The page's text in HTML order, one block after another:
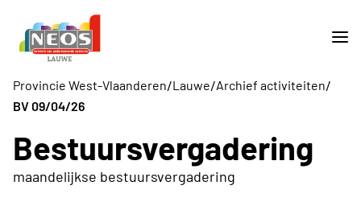
Provincie West-Vlaanderen/Lauwe/Archief activiteiten/
BV 09/04/26
Bestuursvergadering
maandelijkse bestuursvergadering